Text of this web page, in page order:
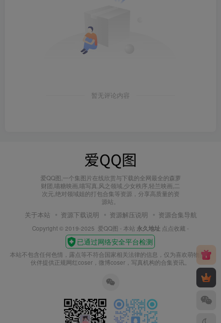
暂无评论内容
爱QQ图,一个集图片在线欣赏与下载的全网最全的森萝
财团,喵糖映画,喵写真,风之领域,少女秩序,轻兰映画,二
次元,绝对领域姐的打包合集等资源，分享高质量的资
源站。
关于本站 资源下载说明 资源解压说明 资源合集导航
Copyright © 2019-2025 爱QQ图 - 本站 永久地址 点点收藏 -
本站不包含任何色情，露点等不符合国家相关法律的信息，仅为喜欢萌物的小
伙伴提供正规网红coser，微博coser，写真机构的合集资讯。